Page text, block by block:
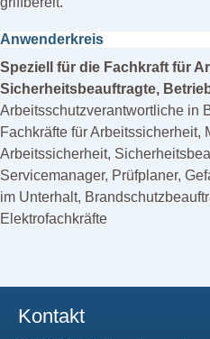
Anwenderkreis
Speziell für die Fachkraft für
Sicherheitsbeauftragte,
Arbeitsschutzverantwortliche in
Fachkräfte für Arbeitssicherheit,
Arbeitssicherheit,
Servicemanager, Prüfplaner,
im Unterhalt,
Elektrofachkräfte
Kontakt